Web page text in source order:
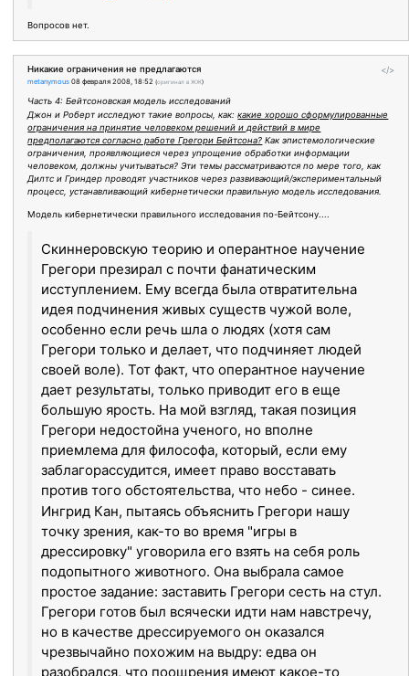
Вопросов нет.
</>
Никакие ограничения не предлагаются
metanymous 08 февраля 2008, 18:52 (оригинал в ЖЖ)
Часть 4: Бейтсоновская модель исследований
Джон и Роберт исследуют такие вопросы, как:какие хорошо сформулированные
ограничения на принятие человеком решений и действий в мире
предполагаются согласно работе Грегори Бейтсона? Как эпистемологические
ограничения, проявляющиеся через упрощение обработки информации
человеком, должны учитываться? Эти темы рассматриваются по мере того, как
Дилтс и Гриндер проводят участников через развивающий/экспериментальный
процесс, устанавливающий кибернетически правильную модель исследования.
Модель кибернетически правильного исследования по-Бейтсону....
Скиннеровскую теорию и оперантное научение
Грегори презирал с почти фанатическим
исступлением. Ему всегда была отвратительна
идея подчинения живых существ чужой воле,
особенно если речь шла о людях (хотя сам
Грегори только и делает, что подчиняет людей
своей воле). Тот факт, что оперантное научение
дает результаты, только приводит его в еще
большую ярость. На мой взгляд, такая позиция
Грегори недостойна ученого, но вполне
приемлема для философа, который, если ему
заблагорассудится, имеет право восставать
против того обстоятельства, что небо - синее.
Ингрид Кан, пытаясь объяснить Грегори нашу
точку зрения, как-то во время "игры в
дрессировку" уговорила его взять на себя роль
подопытного животного. Она выбрала самое
простое задание: заставить Грегори сесть на стул.
Грегори готов был всячески идти нам навстречу,
но в качестве дрессируемого он оказался
чрезвычайно похожим на выдру: едва он
разобрался, что поощрения имеют какое-то